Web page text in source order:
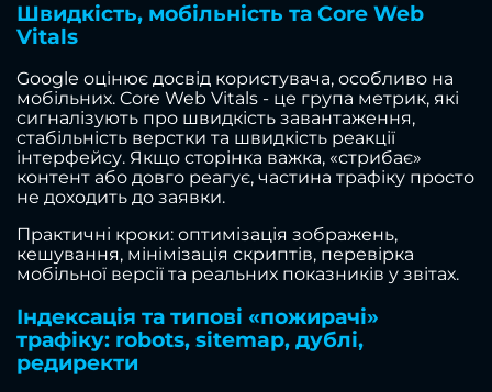
Швидкість, мобільність та Core Web
Vitals
Google оцінює досвід користувача, особливо на
мобільних. Core Web Vitals - це група метрик, які
сигналізують про швидкість завантаження,
стабільність верстки та швидкість реакції
інтерфейсу. Якщо сторінка важка, «стрибає»
контент або довго реагує, частина трафіку просто
не доходить до заявки.
Практичні кроки: оптимізація зображень,
кешування, мінімізація скриптів, перевірка
мобільної версії та реальних показників у звітах.
Індексація та типові «пожирачі»
трафіку: robots, sitemap, дублі,
редиректи